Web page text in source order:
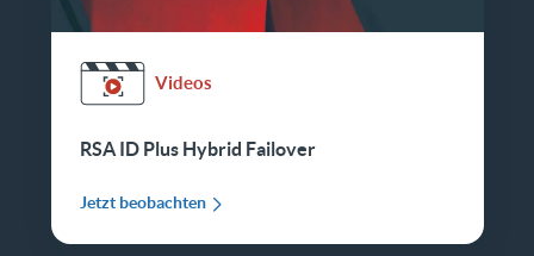
Videos
RSA ID Plus Hybrid Failover
Jetzt beobachten